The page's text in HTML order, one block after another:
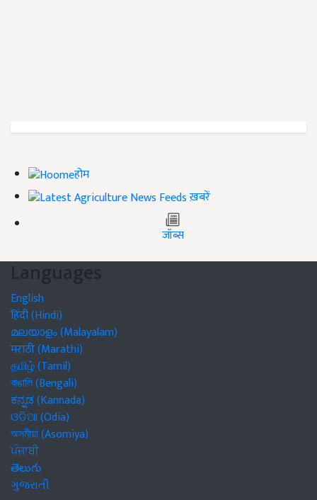
होम
ख़बरें
जॉब्स
Languages
English
हिंदी (Hindi)
മലയാളം (Malayalam)
मराठी (Marathi)
தமிழ் (Tamil)
বাঙালি (Bengali)
ಕನ್ನಡ (Kannada)
ଓଡିଆ (Odia)
অসমীয়া (Asomiya)
ਪੰਜਾਬੀ
తెలుగు
ગુજરાતી